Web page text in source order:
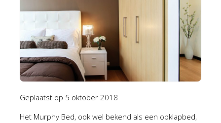
Geplaatst op 5 oktober 2018
Het Murphy Bed, ook wel bekend als een opklapbed,